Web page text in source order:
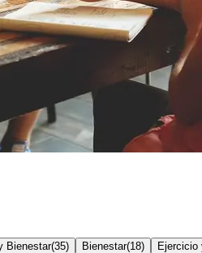
Bienestar(35) Bienestar(18) Ejercicio